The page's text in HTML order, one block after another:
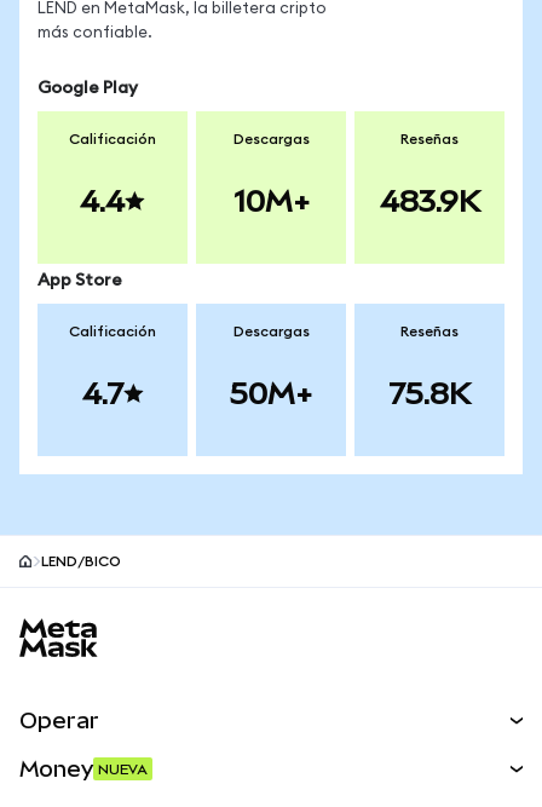
LEND en MetaMask, la billetera cripto
más confiable.
Google Play
Calificación
4.4
Descargas
10M+
Reseñas
483.9K
App Store
Calificación
4.7
Descargas
50M+
Reseñas
75.8K
LEND/BICO
Operar
Money NUEVA